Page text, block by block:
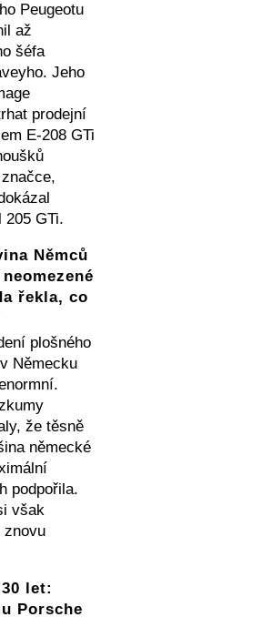
Peugeotu
až
šéfa
Jeho
prodejní
E-208 GTi
205 GTi.
Němců
řekla, co
plošného
Německu
že těsně
německé
podpořila.
však
znovu
let:
Porsche